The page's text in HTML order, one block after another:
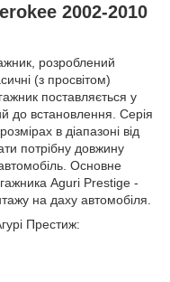
2002-2010
розроблений
(з просвітом)
поставляється у
до встановлення. Серія
в діапазоні від
потрібну довжину
Основне
Aguri Prestige -
на даху автомобіля.
Престиж: